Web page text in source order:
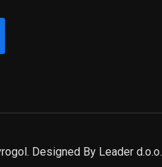
Designed By Leader d.o.o.